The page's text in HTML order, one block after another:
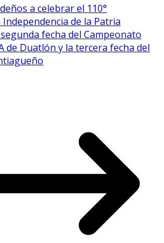
a celebrar el 110°
de la Patria
fecha del Campeonato
de Duatlón y la tercera fecha del